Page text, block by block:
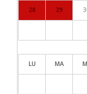
28 29
LU
MA